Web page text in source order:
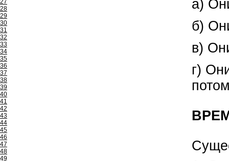
27
28
29
30
31
32
33
34
35
36
37
38
39
40
41
42
43
44
45
46
47
48
49
а)
б)
в)
г)